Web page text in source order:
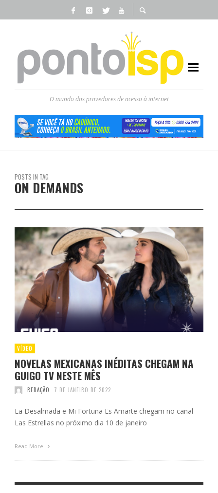
O mundo dos provedores de acesso à internet
POSTS IN TAG
ON DEMANDS
VÍDEO
NOVELAS MEXICANAS INÉDITAS CHEGAM NA
GUIGO TV NESTE MÊS
REDAÇÃO 7 DE JANEIRO DE 2022
La Desalmada e Mi Fortuna Es Amarte chegam no canal
Las Estrellas no próximo dia 10 de janeiro
Read More